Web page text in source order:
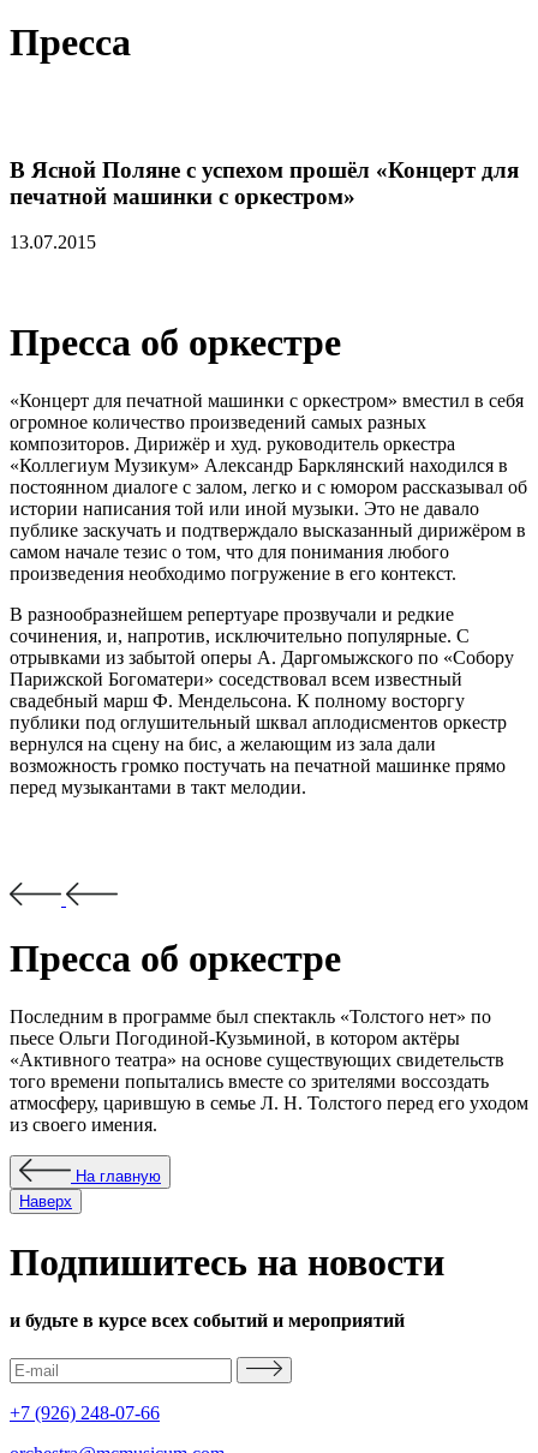
Пресса
В Ясной Поляне с успехом прошёл «Концерт для
печатной машинки с оркестром»
13.07.2015
Пресса об оркестре
«Концерт для печатной машинки с оркестром» вместил в себя
огромное количество произведений самых разных
композиторов. Дирижёр и худ. руководитель оркестра
«Коллегиум Музикум» Александр Барклянский находился в
постоянном диалоге с залом, легко и с юмором рассказывал об
истории написания той или иной музыки. Это не давало
публике заскучать и подтверждало высказанный дирижёром в
самом начале тезис о том, что для понимания любого
произведения необходимо погружение в его контекст.
В разнообразнейшем репертуаре прозвучали и редкие
сочинения, и, напротив, исключительно популярные. С
отрывками из забытой оперы А. Даргомыжского по «Собору
Парижской Богоматери» соседствовал всем известный
свадебный марш Ф. Мендельсона. К полному восторгу
публики под оглушительный шквал аплодисментов оркестр
вернулся на сцену на бис, а желающим из зала дали
возможность громко постучать на печатной машинке прямо
перед музыкантами в такт мелодии.
Пресса об оркестре
Последним в программе был спектакль «Толстого нет» по
пьесе Ольги Погодиной-Кузьминой, в котором актёры
«Активного театра» на основе существующих свидетельств
того времени попытались вместе со зрителями воссоздать
атмосферу, царившую в семье Л. Н. Толстого перед его уходом
из своего имения.
На главную
Наверх
Подпишитесь на новости
и будьте в курсе всех событий и мероприятий
+7 (926) 248-07-66